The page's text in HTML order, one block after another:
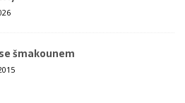
šmakounem